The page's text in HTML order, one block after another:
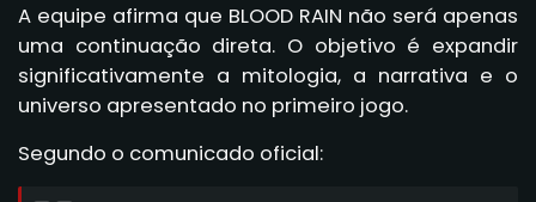
A equipe afirma que BLOOD RAIN não será apenas
uma continuação direta. O objetivo é expandir
significativamente a mitologia, a narrativa e o
universo apresentado no primeiro jogo.
Segundo o comunicado oficial: